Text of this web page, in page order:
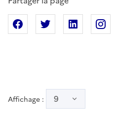
Partager sur Facebook
Partager sur X
Affichage : 9